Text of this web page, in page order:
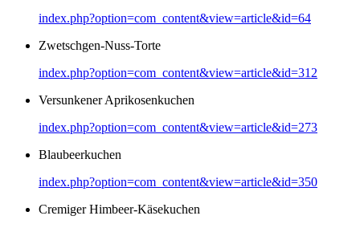
index.php?option=com_content&view=article&id=64
Zwetschgen-Nuss-Torte
index.php?option=com_content&view=article&id=312
Versunkener Aprikosenkuchen
index.php?option=com_content&view=article&id=273
Blaubeerkuchen
index.php?option=com_content&view=article&id=350
Cremiger Himbeer-Käsekuchen